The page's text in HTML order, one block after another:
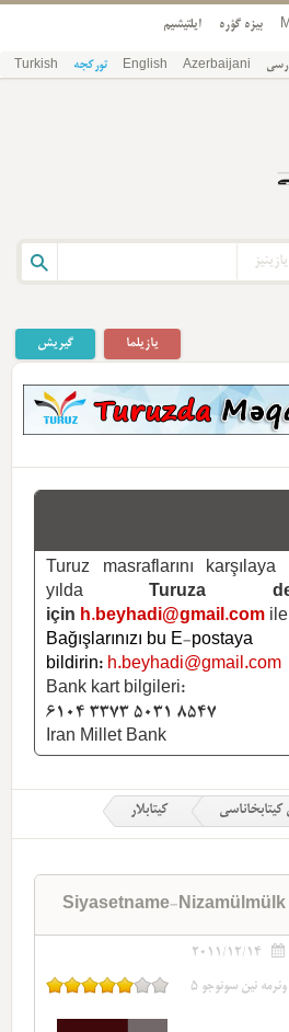
بیزه گؤره ایلتیشیم
Azerbaijani
English تورکجه Turkish
گیریش یازیلما
Turuz masraflarını
yılda
Turuza
için h.beyhadi@gmail.com
Bağışlarınızı bu E-postaya
bildirin: h.beyhadi@gmail.com
Bank kart bilgileri:
6104 3373 5031 8547
Iran Millet Bank
کیتابخاناسی کیتابلار
Siyasetname-Nizamülmülk
2011/12/14
نین سونوجو 5